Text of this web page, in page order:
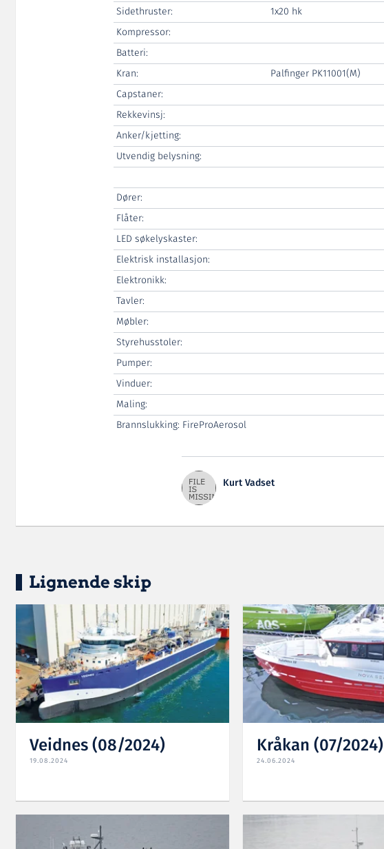
Sidethruster:
1x20 hk
Kompressor:
Batteri:
Kran:
Palfinger PK11001(M)
Capstaner:
Rekkevinsj:
Anker/kjetting:
Utvendig belysning:
Dører:
Flåter:
LED søkelyskaster:
Elektrisk installasjon:
Elektronikk:
Tavler:
Møbler:
Styrehusstoler:
Pumper:
Vinduer:
Maling:
Brannslukking: FireProAerosol
Kurt Vadset
Lignende skip
Veidnes (08/2024)
19.08.2024
Kråkan (07/2024)
24.06.2024